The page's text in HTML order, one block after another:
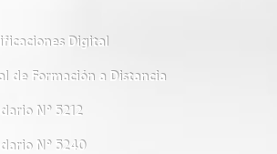
Digital
de Formación a Distancia
Nº 5212
Nº 5240